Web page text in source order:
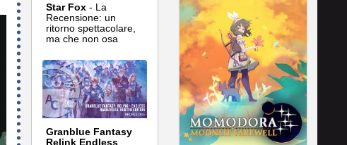
Star Fox - La
Recensione: un
ritorno spettacolare,
ma che non osa
Granblue Fantasy
Relink Endless